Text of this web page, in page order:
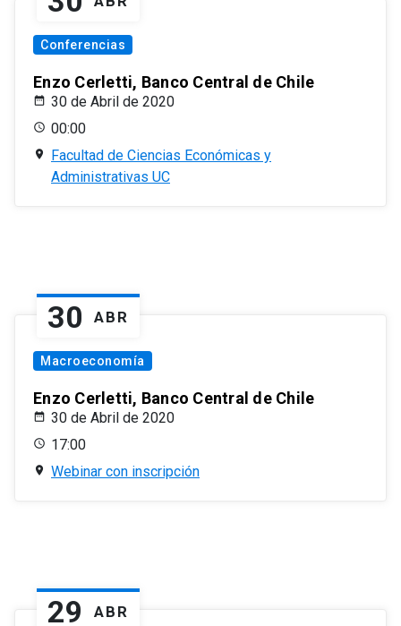
Conferencias
Enzo Cerletti, Banco Central de Chile
30 de Abril de 2020
00:00
Facultad de Ciencias Económicas y
Administrativas UC
30 ABR
Macroeconomía
Enzo Cerletti, Banco Central de Chile
30 de Abril de 2020
17:00
Webinar con inscripción
29 ABR